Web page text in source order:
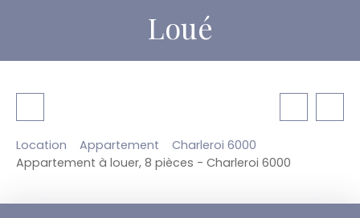
Loué
Location Appartement
Charleroi 6000
Appartement à louer, 8 pièces - Charleroi 6000